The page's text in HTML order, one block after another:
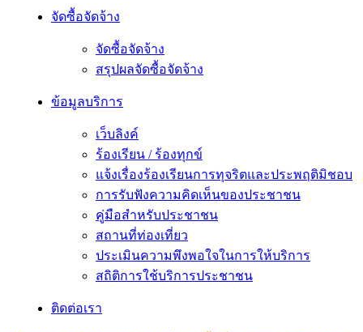
จัดซื้อจัดจ้าง
จัดซื้อจัดจ้าง
สรุปผลจัดซื้อจัดจ้าง
ข้อมูลบริการ
เว็บลิงค์
ร้องเรียน / ร้องทุกข์
แจ้งเรื่องร้องเรียนการทุจริตและประพฤติมิชอบ
การรับฟังความคิดเห็นของประชาชน
คู่มือสำหรับประชาชน
สถานที่ท่องเที่ยว
ประเมินความพึงพอใจในการให้บริการ
สถิติการใช้บริการประชาชน
ติดต่อเรา